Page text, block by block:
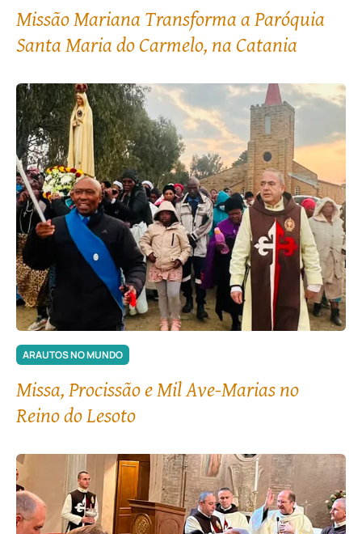
Missão Mariana Transforma a Paróquia
Santa Maria do Carmelo, na Catania
ARAUTOS NO MUNDO
Missa, Procissão e Mil Ave-Marias no
Reino do Lesoto